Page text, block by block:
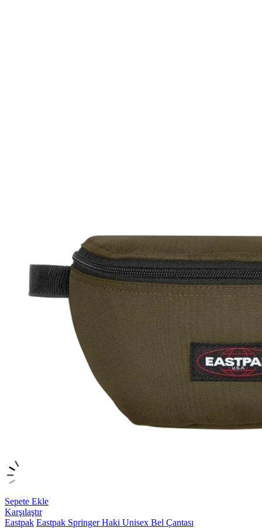
Sepete Ekle
Karşılaştır
Eastpak Eastpak Springer Haki Unisex Bel Çantası